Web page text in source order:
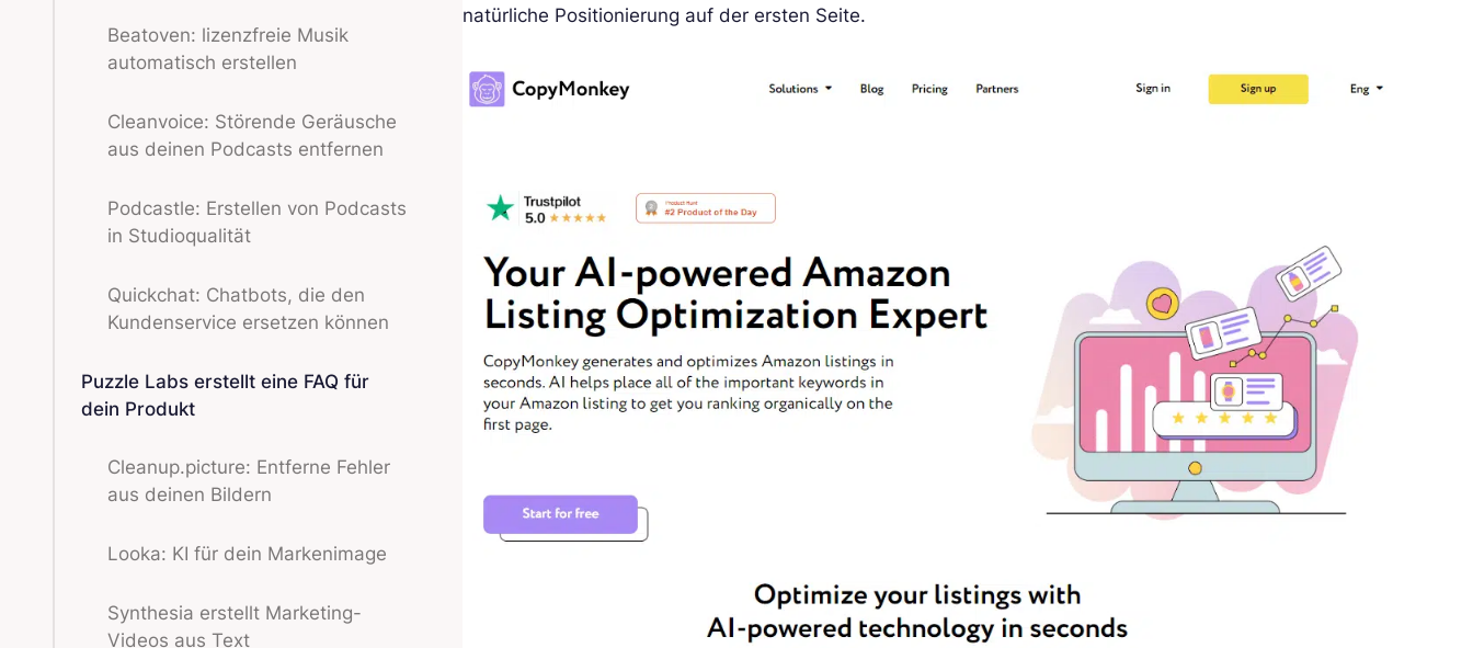
Beatoven: lizenzfreie Musik
automatisch erstellen
Cleanvoice: Störende Geräusche
aus deinen Podcasts entfernen
Podcastle: Erstellen von Podcasts
in Studioqualität
Quickchat: Chatbots, die den
Kundenservice ersetzen können
Puzzle Labs erstellt eine FAQ für
dein Produkt
Cleanup.picture: Entferne Fehler
aus deinen Bildern
Looka: KI für dein Markenimage
Synthesia erstellt Marketing-
Videos aus Text
natürliche Positionierung auf der ersten Seite.